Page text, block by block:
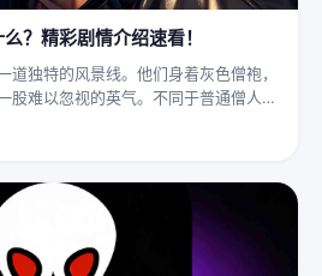
？精彩剧情介绍速看！
道独特的风景线。他们身着灰色僧袍，
股难以忽视的英气。不同于普通僧人的
常闪烁着锐利的光，仿佛能洞穿一切虚